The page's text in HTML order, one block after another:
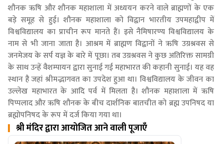
शौनक ऋषि और शौनक महाशाला में अध्ययन करने वाले ब्राह्मणों के एक
बड़े समूह से हुई। शौनक महाशाला को विद्वान भारतीय उपमहाद्वीप में
विश्वविद्यालय का प्राचीन रूप मानते हैं। इसे नैमिषारण्य विश्वविद्यालय के
नाम से भी जाना जाता है। आश्रम में ब्राह्मण विद्वानों ने ऋषि उग्रश्रवस से
जनमेजय के सर्प यज्ञ के बारे में पूछा। तब उग्रश्रवस ने कुछ अतिरिक्त सामग्री
के साथ उन्हें वैशम्पायन द्वारा सुनाई गई महाभारत की कहानी सुनाई। यह वह
स्थान है जहां श्रीमद्भागवत का उपदेश हुआ था। विश्वविद्यालय के जीवन का
उल्लेख महाभारत के आदि पर्व में मिलता है। शौनक महाशाला में ऋषि
पिप्पलाद और ऋषि शौनक के बीच दार्शनिक बातचीत को ब्रह्म उपनिषद या
ब्रह्मोपनिषद के रूप में दर्ज किया गया था।
श्री मंदिर द्वारा आयोजित आने वाली पूजाएँ